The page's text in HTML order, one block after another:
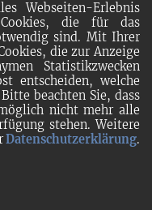
Webseiten-Erlebnis
die für das
sind. Mit Ihrer
die zur Anzeige
Statistikzwecken
entscheiden, welche
beachten Sie, dass
nicht mehr alle
stehen. Weitere
Datenschutzerklärung.